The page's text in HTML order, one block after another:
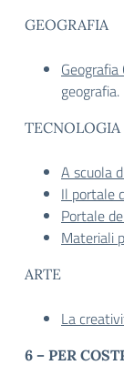
GEOGRAFIA
geografia.
TECNOLOGIA
A scuola
Il portale
Portale
Materiali
ARTE
La
6 – PER